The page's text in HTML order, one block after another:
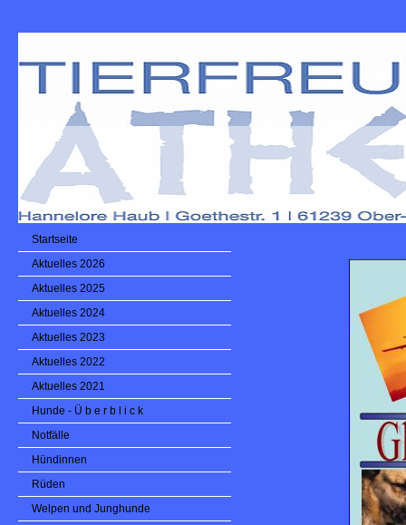
Startseite
Aktuelles 2026
Aktuelles 2025
Aktuelles 2024
Aktuelles 2023
Aktuelles 2022
Aktuelles 2021
Hunde - Ü b e r b l i c k
Notfälle
Hündinnen
Rüden
Welpen und Junghunde